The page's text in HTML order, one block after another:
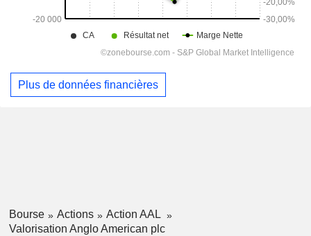
Plus de données financières
Bourse Actions
Action AAL
Valorisation Anglo American plc